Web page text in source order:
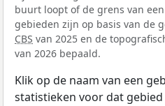
buurt loopt of de grens van
gebieden zijn op basis van de
CBS van 2025 en de
van 2026 bepaald.
Klik op de naam van een
statistieken voor dat